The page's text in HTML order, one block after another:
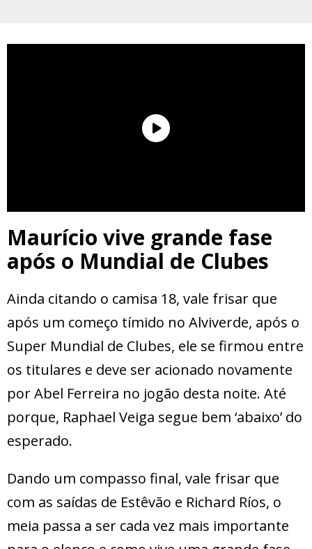
Maurício vive grande fase
após o Mundial de Clubes
Ainda citando o camisa 18, vale frisar que
após um começo tímido no Alviverde, após o
Super Mundial de Clubes, ele se firmou entre
os titulares e deve ser acionado novamente
por Abel Ferreira no jogão desta noite. Até
porque, Raphael Veiga segue bem ‘abaixo’ do
esperado.
Dando um compasso final, vale frisar que
com as saídas de Estêvão e Richard Ríos, o
meia passa a ser cada vez mais importante